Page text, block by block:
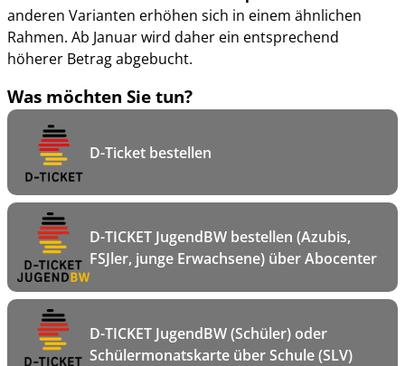
anderen Varianten erhöhen sich in einem ähnlichen
Rahmen. Ab Januar wird daher ein entsprechend
höherer Betrag abgebucht.
Was möchten Sie tun?
D-Ticket bestellen
D-TICKET JugendBW bestellen (Azubis,
FSJler, junge Erwachsene) über Abocenter
D-TICKET JugendBW (Schüler) oder
Schülermonatskarte über Schule (SLV)